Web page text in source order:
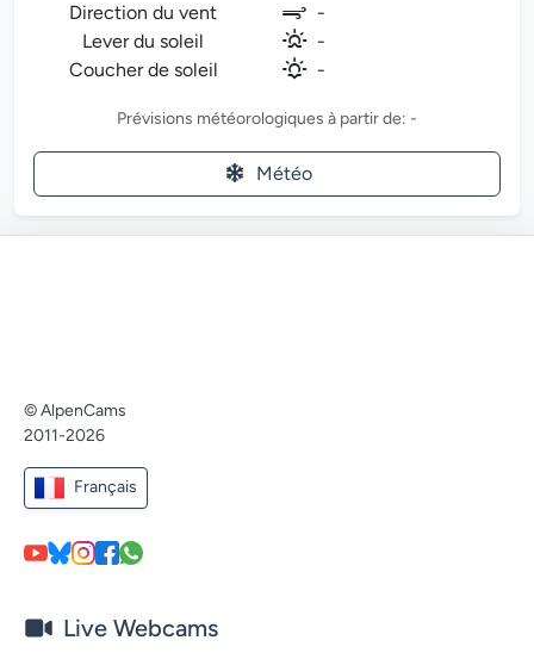
Direction du vent
-
Lever du soleil
-
Coucher de soleil
-
Prévisions météorologiques à partir de: -
Météo
© AlpenCams
2011-2026
Français
Live Webcams